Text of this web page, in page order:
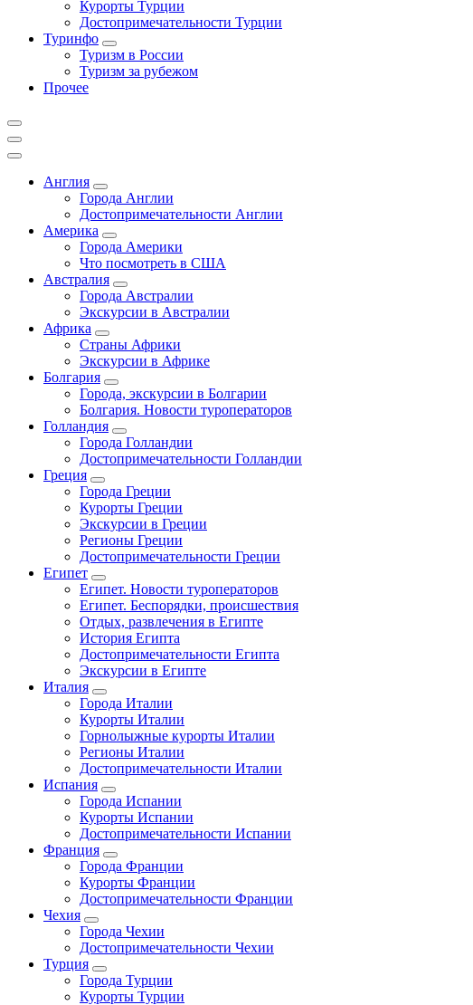
Курорты Турции
Достопримечательности Турции
Туринфо
Туризм в России
Туризм за рубежом
Прочее
Англия
Города Англии
Достопримечательности Англии
Америка
Города Америки
Что посмотреть в США
Австралия
Города Австралии
Экскурсии в Австралии
Африка
Страны Африки
Экскурсии в Африке
Болгария
Города, экскурсии в Болгарии
Болгария. Новости туроператоров
Голландия
Города Голландии
Достопримечательности Голландии
Греция
Города Греции
Курорты Греции
Экскурсии в Греции
Регионы Греции
Достопримечательности Греции
Египет
Египет. Новости туроператоров
Египет. Беспорядки, происшествия
Отдых, развлечения в Египте
История Египта
Достопримечательности Египта
Экскурсии в Египте
Италия
Города Италии
Курорты Италии
Горнолыжные курорты Италии
Регионы Италии
Достопримечательности Италии
Испания
Города Испании
Курорты Испании
Достопримечательности Испании
Франция
Города Франции
Курорты Франции
Достопримечательности Франции
Чехия
Города Чехии
Достопримечательности Чехии
Турция
Города Турции
Курорты Турции